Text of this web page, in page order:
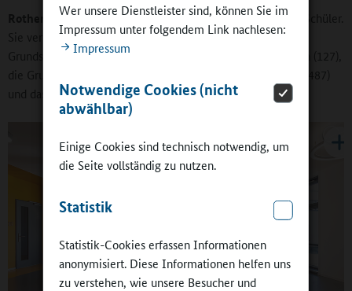
Wer unsere Dienstleister sind, können Sie im
Impressum unter folgendem Link nachlesen:
Impressum
Notwendige Cookies (nicht
abwählbar)
Einige Cookies sind technisch notwendig, um
die Seite vollständig zu nutzen.
Statistik
Statistik-Cookies erfassen Informationen
anonymisiert. Diese Informationen helfen uns
zu verstehen, wie unsere Besucher und
Rother:
Insgesamt sind es aktuell 1.597 Schülerinnen und Schüler.
Sie verteilen sich auf die Grundschule Grumbach (100), die
Grundschule Oberhermsdorf (226), die Grundschule Mohorn (127),
die Grundschule Wilsdruff (321), die Oberschule Wilsdruff (487)
und das Gymnasium Wilsdruff (336).